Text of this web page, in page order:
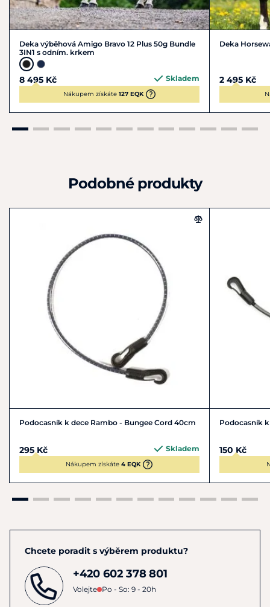
Deka výběhová Amigo Bravo 12 Plus 50g Bundle
3IN1 s odním. krkem
8 495 Kč Skladem
Nákupem získáte 127 EQK
Deka
2 495 Kč
Podobné produkty
Podocasník k dece Rambo - Bungee Cord 40cm
295 Kč Skladem
Nákupem získáte4 EQK
Podocasník
150 Kč
Chcete poradit s výběrem produktu?
+420 602 378 801
Volejte Po - So: 9 - 20h